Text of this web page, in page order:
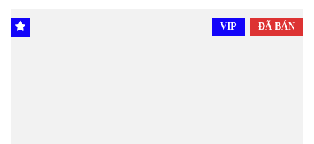
ĐÃ BÁN
VIP